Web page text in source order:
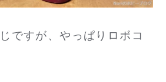
ですが、やっぱりロボコ